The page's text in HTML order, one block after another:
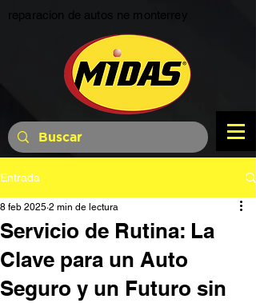
reparacion de autos ne monterrey
Entrada
Servicio de Rutina: La
Clave para un Auto
Seguro y un Futuro sin
8 feb 2025 2 min de lectura